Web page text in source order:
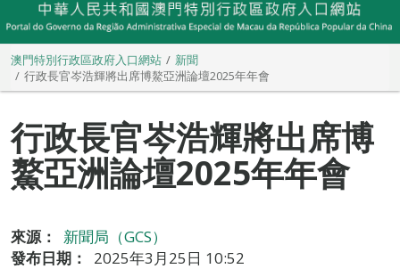
澳門特別行政區政府入口網站
新聞
行政長官岑浩輝將出席博鰲亞洲論壇2025年年會
行政長官岑浩輝將出席博
鰲亞洲論壇2025年年會
來源：
新聞局（GCS）
發布日期：
2025年3月25日 10:52